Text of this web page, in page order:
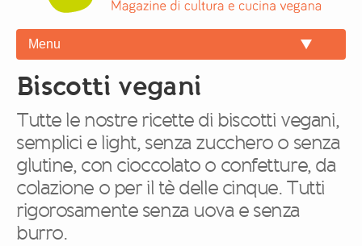
Menu
Biscotti vegani
Tutte le nostre ricette di biscotti vegani,
semplici e light, senza zucchero o senza
glutine, con cioccolato o confetture, da
colazione o per il tè delle cinque. Tutti
rigorosamente senza uova e senza
burro.